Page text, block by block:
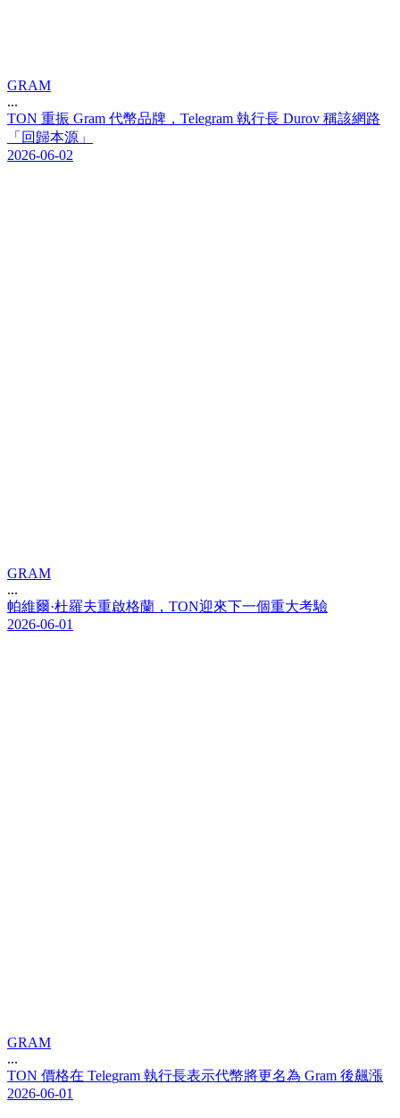
GRAM
...
TON 重振 Gram 代幣品牌 ， Telegram 執行長 Durov 稱該網路
「 回 歸本源 」
2026-06-02
GRAM
...
帕維爾·杜羅夫重啟格蘭 ， TON迎來下一個重大考驗
2026-06-01
GRAM
...
TON 價格在 Telegram 執行長表示代幣將更名為 Gram 後飆漲
2026-06-01